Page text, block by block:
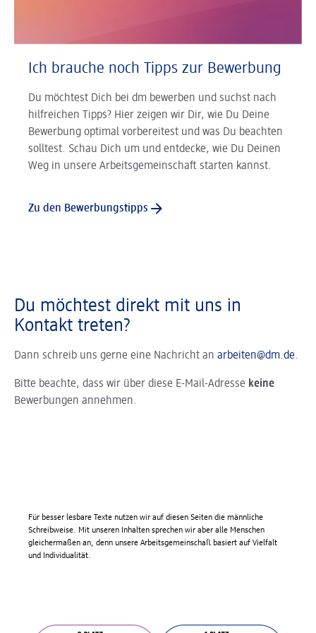
Ich brauche noch Tipps zur Bewerbung
Du möchtest Dich bei dm bewerben und suchst nach
hilfreichen Tipps? Hier zeigen wir Dir, wie Du Deine
Bewerbung optimal vorbereitest und was Du beachten
solltest. Schau Dich um und entdecke, wie Du Deinen
Weg in unsere Arbeitsgemeinschaft starten kannst.
Zu den Bewerbungstipps
Du möchtest direkt mit uns in
Kontakt treten?
Dann schreib uns gerne eine Nachricht an arbeiten@dm.de.
Bitte beachte, dass wir über diese E-Mail-Adresse keine
Bewerbungen annehmen.
Für besser lesbare Texte nutzen wir auf diesen Seiten die männliche
Schreibweise. Mit unseren Inhalten sprechen wir aber alle Menschen
gleichermaßen an, denn unsere Arbeitsgemeinschaft basiert auf Vielfalt
und Individualität.